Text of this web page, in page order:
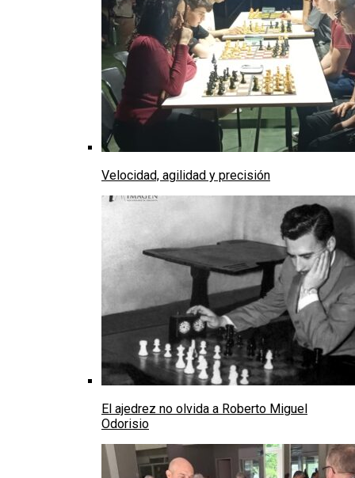
Velocidad, agilidad y precisión
El ajedrez no olvida a Roberto Miguel
Odorisio